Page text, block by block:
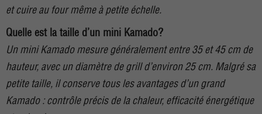
et cuire au four même à petite échelle.
Quelle est la taille d’un mini Kamado?
Un mini Kamado mesure généralement entre 35 et 45 cm de
hauteur, avec un diamètre de grill d’environ 25 cm. Malgré sa
petite taille, il conserve tous les avantages d’un grand
Kamado : contrôle précis de la chaleur, efficacité énergétique